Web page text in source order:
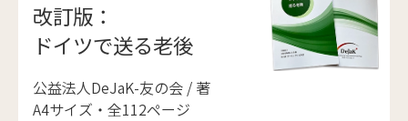
改訂版：
ドイツで送る老後
公益法人DeJaK-友の会 / 著
A4サイズ・全112ページ